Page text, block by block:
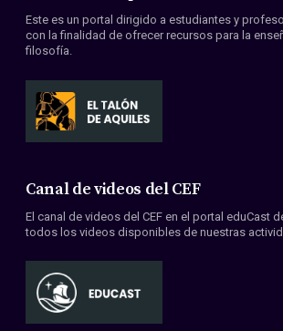
Convenios
Este es un portal dirigido a estudiantes y
con la finalidad de ofrecer recursos para la
filosofía.
Canal de videos del CEF
El canal de videos del CEF en el portal eduCast
todos los videos disponibles de nuestras